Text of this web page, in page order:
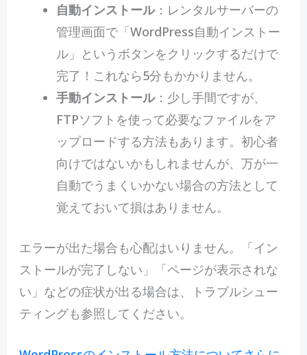
自動インストール：レンタルサーバーの
管理画面で「WordPress自動インストー
ル」というボタンをクリックするだけで
完了！これなら5分もかかりません。
手動インストール：少し手間ですが、
FTPソフトを使って必要なファイルをア
ップロードする方法もあります。初心者
向けではないかもしれませんが、万が一
自動でうまくいかない場合の方法として
覚えておいて損はありません。
エラーが出た場合も心配はいりません。「イン
ストールが完了しない」「ページが表示されな
い」などの症状が出る場合は、トラブルシュー
ティングも参照してください。